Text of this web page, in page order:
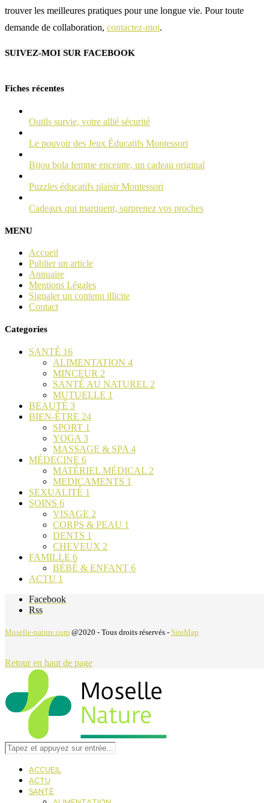
trouver les meilleures pratiques pour une longue vie. Pour toute
demande de collaboration, contactez-moi.
SUIVEZ-MOI SUR FACEBOOK
Fiches récentes
Outils survie, votre allié sécurité
Le pouvoir des Jeux Éducatifs Montessori
Bijou bola femme enceinte, un cadeau original
Puzzles éducatifs plaisir Montessori
Cadeaux qui marquent, surprenez vos proches
MENU
Accueil
Publier un article
Annuaire
Mentions Légales
Signaler un contenu illicite
Contact
Categories
SANTÉ 16
ALIMENTATION 4
MINCEUR 2
SANTÉ AU NATUREL 2
MUTUELLE 1
BEAUTÉ 3
BIEN-ÊTRE 24
SPORT 1
YOGA 3
MASSAGE & SPA 4
MÉDECINE 6
MATÉRIEL MÉDICAL 2
MEDICAMENTS 1
SEXUALITÉ 1
SOINS 6
VISAGE 2
CORPS & PEAU 1
DENTS 1
CHEVEUX 2
FAMILLE 6
BÉBÉ & ENFANT 6
ACTU 1
Facebook
Rss
Moselle-nature.com @2020 - Tous droits réservés - SiteMap
Retour en haut de page
ACCUEIL
ACTU
SANTÉ